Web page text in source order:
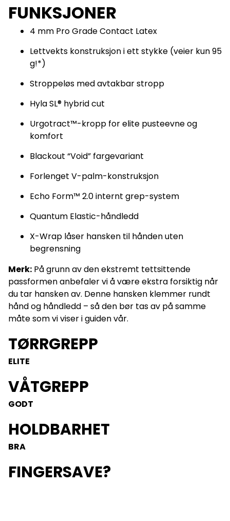
FUNKSJONER
4 mm Pro Grade Contact Latex
Lettvekts konstruksjon i ett stykke (veier kun 95
g!*)
Stroppeløs med avtakbar stropp
Hyla SL® hybrid cut
Urgotract™-kropp for elite pusteevne og
komfort
Blackout “Void” fargevariant
Forlenget V-palm-konstruksjon
Echo Form™ 2.0 internt grep-system
Quantum Elastic-håndledd
X-Wrap låser hansken til hånden uten
begrensning
Merk: På grunn av den ekstremt tettsittende
passformen anbefaler vi å være ekstra forsiktig når
du tar hansken av. Denne hansken klemmer rundt
hånd og håndledd – så den bør tas av på samme
måte som vi viser i guiden vår.
TØRRGREPP
ELITE
VÅTGREPP
GODT
HOLDBARHET
BRA
FINGERSAVE?